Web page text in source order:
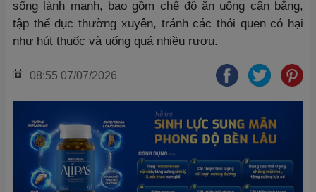
sống lành mạnh, bao gồm chế độ ăn uống cân bằng,
tập thể dục thường xuyên, tránh các thói quen có hại
như hút thuốc và uống quá nhiều rượu.
08:55 07/07/2026